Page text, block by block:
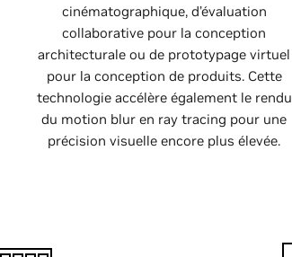
cinématographique, d’évaluation
collaborative pour la conception
architecturale ou de prototypage virtuel
pour la conception de produits. Cette
technologie accélère également le rendu
du motion blur en ray tracing pour une
précision visuelle encore plus élevée.